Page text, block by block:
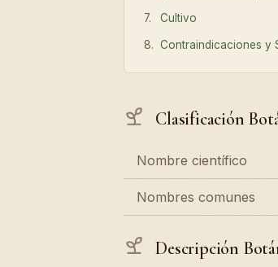
Cultivo
Contraindicaciones y
Clasificación
Nombre científico
Nombres comunes
Descripción